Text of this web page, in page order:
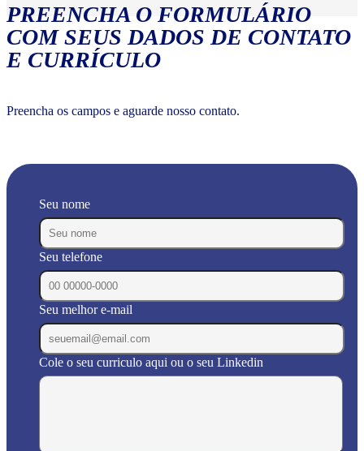
PREENCHA O FORMULÁRIO
COM SEUS DADOS DE CONTATO
E CURRÍCULO
Preencha os campos e aguarde nosso contato.
Seu nome
Seu telefone
Seu melhor e-mail
Cole o seu curriculo aqui ou o seu Linkedin